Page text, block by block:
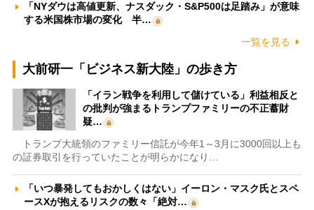
「NYダウは高値更新、ナスダック・S&P500は足踏み」が意味
する米国株市場の変化 半…
一覧を見る
大前研一「ビジネス新大陸」の歩き方
「イラン戦争を利用して儲けている」利益相反と
の批判が強まるトランプファミリーの不正蓄財
疑…
トランプ大統領のファミリー信託が今年1～3月に3000回以上も
の証券取引を行っていたことが明らかになり…
「いつ暴発してもおかしくはない」イーロン・マスク氏とスペ
ースXが抱えるリスクの数々「絶対…